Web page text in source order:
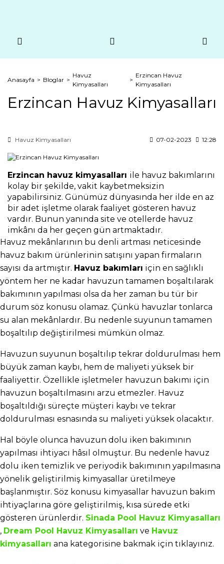
Anasayfa Bloglar
Havuz
Kimyasalları
Erzincan Havuz
Kimyasalları
Erzincan Havuz Kimyasalları
Havuz Kimyasalları 07-02-2023 12:28
Erzincan havuz kimyasalları ile havuz bakımlarını
kolay bir şekilde, vakit kaybetmeksizin
yapabilirsiniz. Günümüz dünyasında her ilde en az
bir adet işletme olarak faaliyet gösteren havuz
vardır. Bunun yanında site ve otellerde havuz
imkânı da her geçen gün artmaktadır.
Havuz mekânlarının bu denli artması neticesinde
havuz bakım ürünlerinin satışını yapan firmaların
sayısı da artmıştır. Havuz bakımları için en sağlıklı
yöntem her ne kadar havuzun tamamen boşaltılarak
bakımının yapılması olsa da her zaman bu tür bir
durum söz konusu olamaz. Çünkü havuzlar tonlarca
su alan mekânlardır. Bu nedenle suyunun tamamen
boşaltılıp değiştirilmesi mümkün olmaz.
Havuzun suyunun boşaltılıp tekrar doldurulması hem
büyük zaman kaybı, hem de maliyeti yüksek bir
faaliyettir. Özellikle işletmeler havuzun bakımı için
havuzun boşaltılmasını arzu etmezler. Havuz
boşaltıldığı süreçte müşteri kaybı ve tekrar
doldurulması esnasında su maliyeti yüksek olacaktır.
Hal böyle olunca havuzun dolu iken bakımının
yapılması ihtiyacı hâsıl olmuştur. Bu nedenle havuz
dolu iken temizlik ve periyodik bakımının yapılmasına
yönelik geliştirilmiş kimyasallar üretilmeye
başlanmıştır. Söz konusu kimyasallar havuzun bakım
ihtiyaçlarına göre geliştirilmiş, kısa sürede etki
gösteren ürünlerdir. Sinada Pool Havuz Kimyasalları
, Dream Pool Havuz Kimyasalları ve Havuz
kimyasalları ana kategorisine bakmak için tıklayınız.